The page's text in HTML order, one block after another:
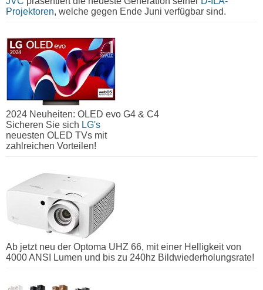
Projektoren, welche gegen Ende Juni verfügbar sind.
2024 Neuheiten: OLED evo G4 & C4
Sicheren Sie sich LG's
neuesten OLED TVs mit
zahlreichen Vorteilen!
Ab jetzt neu der Optoma UHZ 66, mit einer Helligkeit von
4000 ANSI Lumen und bis zu 240hz Bildwiederholungsrate!